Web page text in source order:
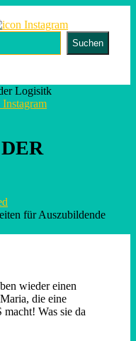
Suchen
Logisitk
wieder einen
die eine
Was sie da